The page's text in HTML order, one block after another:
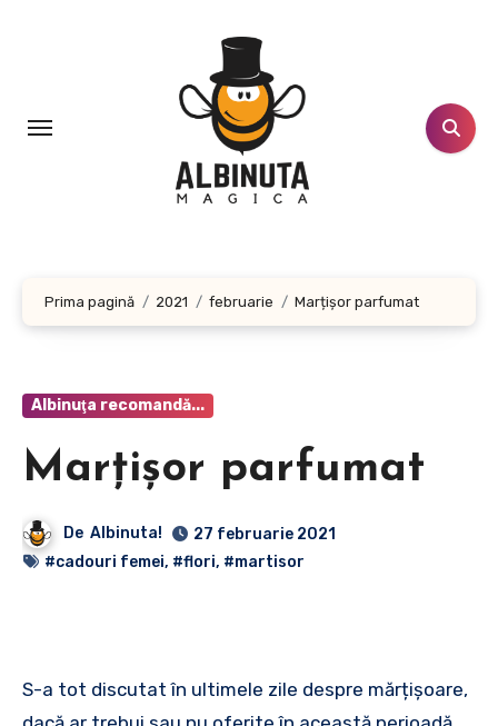
Prima pagină 2021 februarie Marțișor parfumat
Albinuţa recomandă...
Marțișor parfumat
De Albinuta!
27 februarie 2021
#cadouri femei, #flori, #martisor
S-a tot discutat în ultimele zile despre mărțișoare,